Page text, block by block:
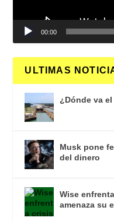
00:00
ULTIMAS
¿Dónde va
Musk pone
del dinero
Wise
amenaza su